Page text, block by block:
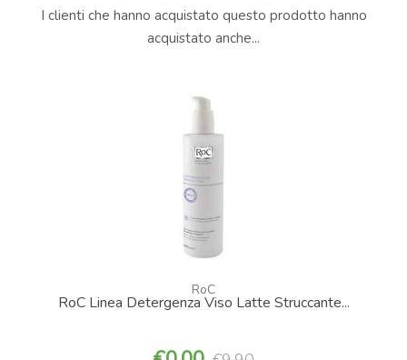
I clienti che hanno acquistato questo prodotto hanno
acquistato anche...
RoC
RoC Linea Detergenza Viso Latte Struccante...